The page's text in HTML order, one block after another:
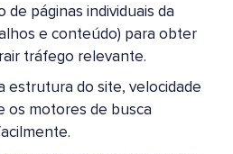
de páginas individuais da
e conteúdo) para obter
tráfego relevante.
estrutura do site, velocidade
os motores de busca